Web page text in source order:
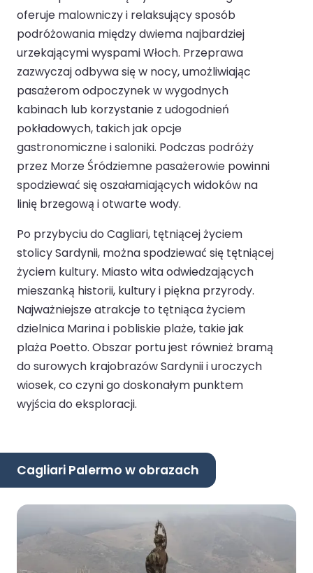
oferuje malowniczy i relaksujący sposób
podróżowania między dwiema najbardziej
urzekającymi wyspami Włoch. Przeprawa
zazwyczaj odbywa się w nocy, umożliwiając
pasażerom odpoczynek w wygodnych
kabinach lub korzystanie z udogodnień
pokładowych, takich jak opcje
gastronomiczne i saloniki. Podczas podróży
przez Morze Śródziemne pasażerowie powinni
spodziewać się oszałamiających widoków na
linię brzegową i otwarte wody.
Po przybyciu do Cagliari, tętniącej życiem
stolicy Sardynii, można spodziewać się tętniącej
życiem kultury. Miasto wita odwiedzających
mieszanką historii, kultury i piękna przyrody.
Najważniejsze atrakcje to tętniąca życiem
dzielnica Marina i pobliskie plaże, takie jak
plaża Poetto. Obszar portu jest również bramą
do surowych krajobrazów Sardynii i uroczych
wiosek, co czyni go doskonałym punktem
wyjścia do eksploracji.
Cagliari Palermo w obrazach